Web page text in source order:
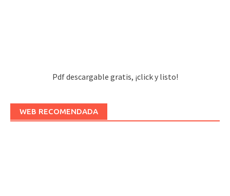
Pdf descargable gratis, ¡click y listo!
WEB RECOMENDADA